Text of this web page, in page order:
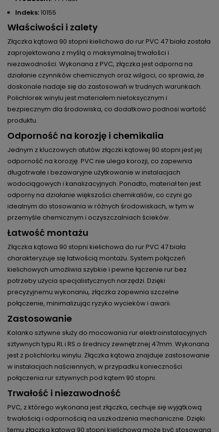
Indeks:10155
Właściwości i zalety
Złączka kątowa 90 stopni kielichowa do rur PVC 47 biała została
zaprojektowana z myślą o maksymalnej trwałości i
niezawodności. Wykonana z PVC, złączka jest odporna na
działanie czynników chemicznych oraz wilgoci, co sprawia, że
doskonale nadaje się do zastosowań w trudnych warunkach.
Polichlorek winylu jest materiałem nietoksycznym i
bezpiecznym dla środowiska, co dodatkowo podnosi wartość
produktu.
Odporność na korozję i chemikalia
Jednym z kluczowych atutów złączki kątowej 90 stopni jest jej
odporność na korozję. PVC nie ulega korozji, co zapewnia
długotrwałe i bezawaryjne użytkowanie w instalacjach
wodociągowych i kanalizacyjnych. Ponadto, materiał ten jest
odporny na działanie większości chemikaliów, co czyni go
idealnym do stosowania w różnych środowiskach, w tym w
przemyśle chemicznym i oczyszczalniach ścieków.
Łatwość montażu
Złączka kątowa 90 stopni kielichowa do rur PVC 47 biała
charakteryzuje się łatwością montażu. System połączeń
kielichowych umożliwia szybkie i pewne łączenie rur bez
potrzeby użycia specjalistycznych narzędzi. Dzięki
precyzyjnemu wykonaniu, złączka zapewnia szczelne
połączenie, minimalizując ryzyko wycieków i awarii.
Zastosowanie
Kolanko sztywne służy do mocowania rur elektroinstalacyjnych
sztywnych typu RL i RS o średnicy zewnętrznej 47mm. Wykonana
jest z polichlorku winylu. Złączka kątowa znajduje zastosowanie
w instalacjach naściennych, w przypadku konieczności
połączenia rur sztywnych pod kątem 90 stopni.
Trwałość i niezawodność
PVC, z którego wykonana jest złączka, cechuje się wyjątkową
trwałością i odpornością na uszkodzenia mechaniczne. Dzięki
temu złączka kątowa 90 stopni kielichowa może być stosowana